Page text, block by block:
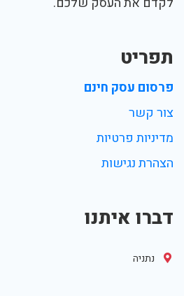
תפריט
פרסום עסק חינם
צור קשר
מדיניות פרטיות
הצהרת נגישות
דברו איתנו
נתניה